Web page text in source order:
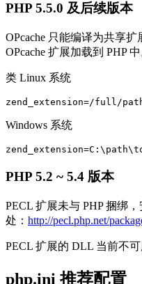
PHP 5.5.0 及后续版本
OPcache 只能编译为共享
OPcache 扩展加载到 PHP 中
类 Linux 系统
zend_extension=/full/
Windows 系统
PHP 5.2 ~ 5.4 版本
PECL 扩展未与 PHP 捆绑
处： http://pecl.php.net/
PECL 扩展的 DLL 当前不可
php.ini 推荐配置